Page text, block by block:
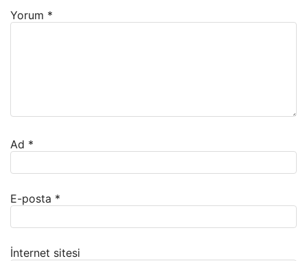
Yorum *
Ad *
E-posta *
İnternet sitesi